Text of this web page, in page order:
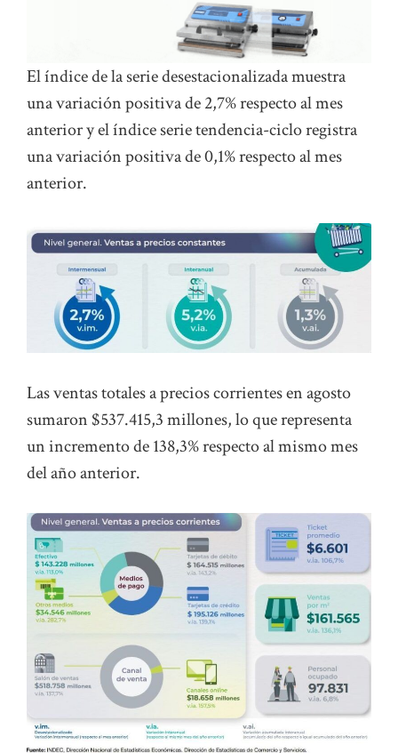
El índice de la serie desestacionalizada muestra
una variación positiva de 2,7% respecto al mes
anterior y el índice serie tendencia-ciclo registra
una variación positiva de 0,1% respecto al mes
anterior.
Las ventas totales a precios corrientes en agosto
sumaron $537.415,3 millones, lo que representa
un incremento de 138,3% respecto al mismo mes
del año anterior.